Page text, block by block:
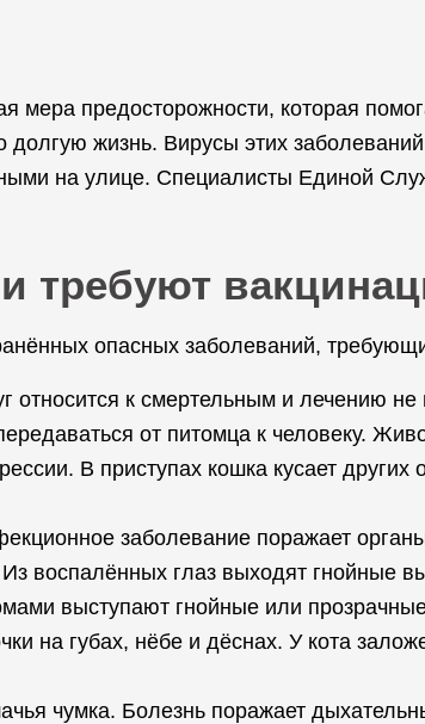
мера предосторожности, которая
долгую жизнь. Вирусы этих
на улице. Специалисты Единой
требуют
опасных заболеваний,
относится к смертельным и лечению
от питомца к человеку.
В приступах кошка кусает
заболевание поражает
Из воспалённых глаз выходят гнойные
выступают гнойные или
на губах, нёбе и дёснах. У кота
чумка. Болезнь поражает